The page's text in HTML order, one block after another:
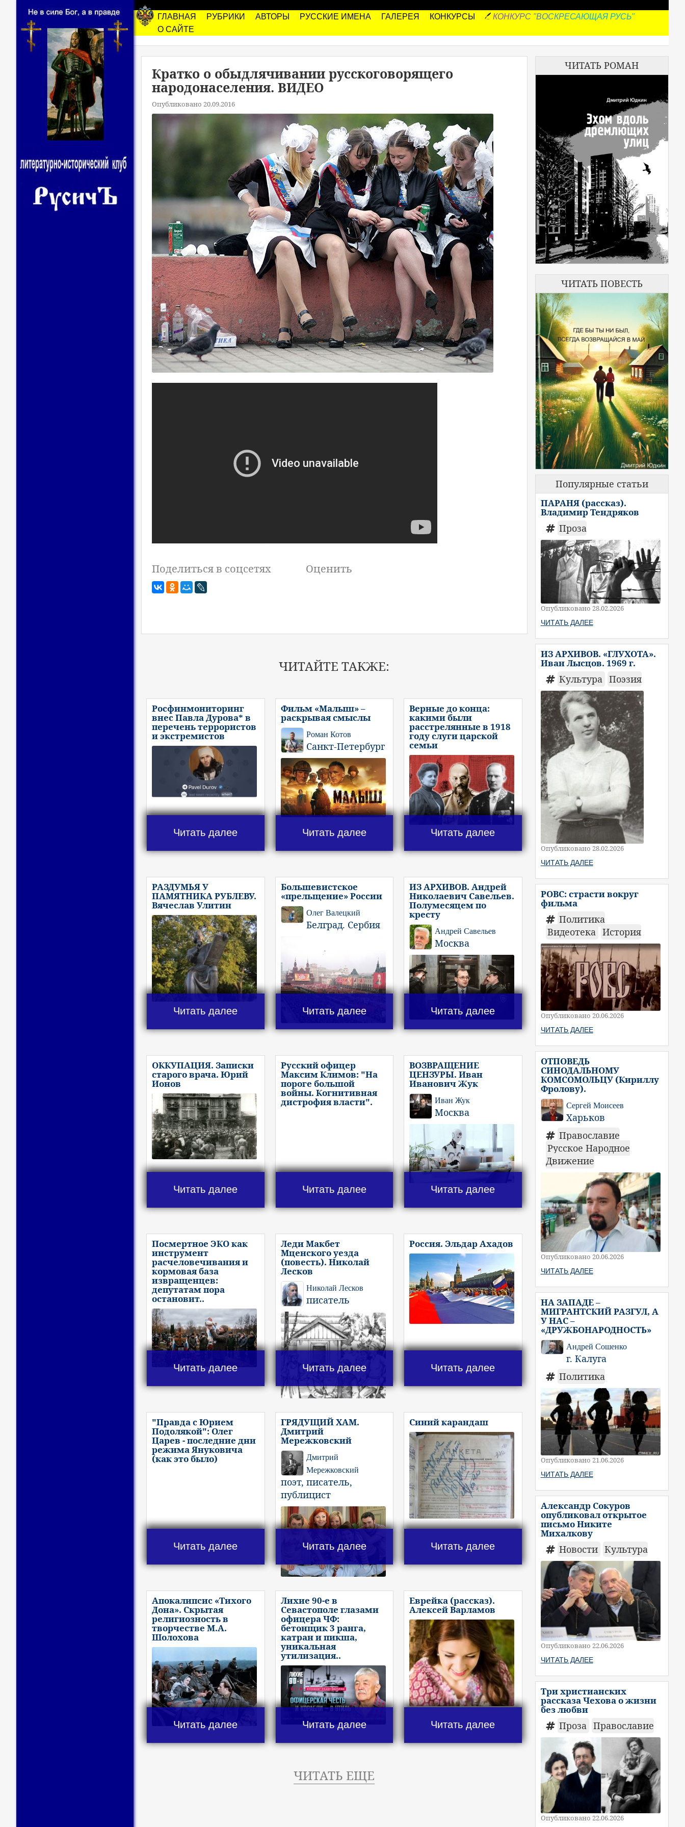
ГЛАВНАЯ РУБРИКИ АВТОРЫ РУССКИЕ ИМЕНА ГАЛЕРЕЯ КОНКУРСЫ
КОНКУРС "ВОСКРЕСАЮЩАЯ РУСЬ"
О САЙТЕ
Кратко о обыдлячивании русскоговорящего
народонаселения. ВИДЕО
Опубликовано 20.09.2016
Поделиться в соцсетях Оценить
ЧИТАЙТЕ ТАКЖЕ:
Росфинмониторинг
внес Павла Дурова* в
перечень террористов
и экстремистов
Читать далее
Фильм «Малыш» –
раскрывая смыслы
Роман Котов
Санкт-Петербург
Читать далее
Верные до конца:
какими были
расстрелянные в 1918
году слуги царской
семьи
Читать далее
РАЗДУМЬЯ У
ПАМЯТНИКА РУБЛЕВУ.
Вячеслав Улитин
Читать далее
Большевистское
«прельщение» России
Олег Валецкий
Белград. Сербия
Читать далее
ИЗ АРХИВОВ. Андрей
Николаевич Савельев.
Полумесяцем по
кресту
Андрей Савельев
Москва
Читать далее
ОККУПАЦИЯ. Записки
старого врача. Юрий
Ионов
Читать далее
Русский офицер
Максим Климов: "На
пороге большой
войны. Когнитивная
дистрофия власти".
Читать далее
ВОЗВРАЩЕНИЕ
ЦЕНЗУРЫ. Иван
Иванович Жук
Иван Жук
Москва
Читать далее
Посмертное ЭКО как
инструмент
расчеловечивания и
кормовая база
извращенцев:
депутатам пора
остановит..
Читать далее
Леди Макбет
Мценского уезда
(повесть). Николай
Лесков
Николай Лесков
писатель
Читать далее
Россия. Эльдар Ахадов
Читать далее
"Правда с Юрием
Подолякой": Олег
Царев - последние дни
режима Януковича
(как это было)
Читать далее
ГРЯДУЩИЙ ХАМ.
Дмитрий
Мережковский
Дмитрий
Мережковский
поэт, писатель,
публицист
Читать далее
Синий карандаш
Читать далее
Апокалипсис «Тихого
Дона». Скрытая
религиозность в
творчестве М.А.
Шолохова
Читать далее
Лихие 90-е в
Севастополе глазами
офицера ЧФ:
бетонщик 3 ранга,
катран и пикша,
уникальная
утилизация..
Читать далее
Еврейка (рассказ).
Алексей Варламов
Читать далее
ЧИТАТЬ ЕЩЕ
ЧИТАТЬ РОМАН
ЧИТАТЬ ПОВЕСТЬ
Популярные статьи
ПАРАНЯ (рассказ).
Владимир Тендряков
Проза
Опубликовано 28.02.2026
ЧИТАТЬ ДАЛЕЕ
ИЗ АРХИВОВ. «ГЛУХОТА».
Иван Лысцов. 1969 г.
Культура Поэзия
Опубликовано 28.02.2026
ЧИТАТЬ ДАЛЕЕ
РОВС: страсти вокруг
фильма
Политика
Видеотека История
Опубликовано 20.06.2026
ЧИТАТЬ ДАЛЕЕ
ОТПОВЕДЬ
СИНОДАЛЬНОМУ
КОМСОМОЛЬЦУ (Кириллу
Фролову).
Сергей Моисеев
Харьков
Православие
Русское Народное
Движение
Опубликовано 20.06.2026
ЧИТАТЬ ДАЛЕЕ
НА ЗАПАДЕ –
МИГРАНТСКИЙ РАЗГУЛ, А
У НАС –
«ДРУЖБОНАРОДНОСТЬ»
Андрей Сошенко
г. Калуга
Политика
Опубликовано 21.06.2026
ЧИТАТЬ ДАЛЕЕ
Александр Сокуров
опубликовал открытое
письмо Никите
Михалкову
Новости Культура
Опубликовано 22.06.2026
ЧИТАТЬ ДАЛЕЕ
Три христианских
рассказа Чехова о жизни
без любви
Проза Православие
Опубликовано 22.06.2026